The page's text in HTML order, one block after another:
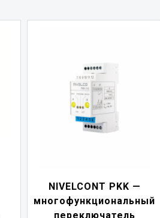
NIVELCONT PKK —
многофункциональный
переключатель